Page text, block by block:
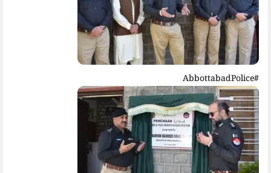
#AbbottabadPolice